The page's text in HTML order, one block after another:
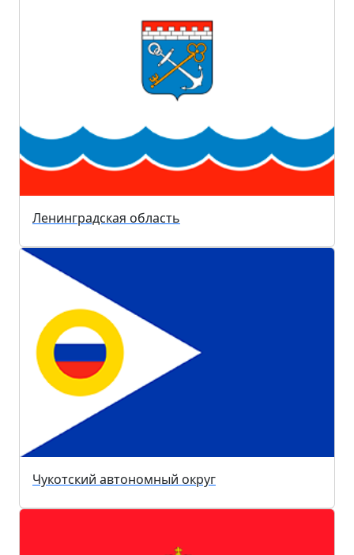
Ленинградская область
Чукотский автономный округ